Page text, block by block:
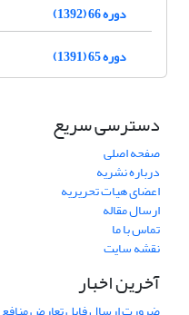
دوره 66 (1392)
دوره 65 (1391)
دسترسی سریع
صفحه اصلی
درباره نشریه
اعضای هیات تحریریه
ارسال مقاله
تماس با ما
نقشه سایت
آخرین اخبار